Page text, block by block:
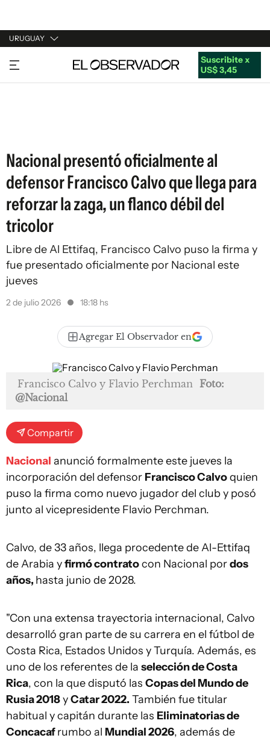
URUGUAY
URUGUAY
ARGENTINA
Suscribite x
US$ 3,45
Nacional presentó oficialmente al
defensor Francisco Calvo que llega para
reforzar la zaga, un flanco débil del
tricolor
Libre de Al Ettifaq, Francisco Calvo puso la firma y
fue presentado oficialmente por Nacional este
jueves
2 de julio 2026 18:18 hs
Agregar El Observador en
Francisco Calvo y Flavio Perchman Foto:
@Nacional
Compartir
Nacional anunció formalmente este jueves la
incorporación del defensor Francisco Calvoquien
puso la firma como nuevo jugador del club y posó
junto al vicepresidente Flavio Perchman.
Calvo, de 33 años, llega procedente de Al-Ettifaq
de Arabia yfirmó contratocon Nacional pordos
años, hasta junio de 2028.
"Con una extensa trayectoria internacional, Calvo
desarrolló gran parte de su carrera en el fútbol de
Costa Rica, Estados Unidos y Turquía. Además, es
uno de los referentes de la selección de Costa
Rica, con la que disputó las Copas del Mundo de
Rusia 2018yCatar 2022. También fue titular
habitual y capitán durante las Eliminatorias de
Concacafrumbo al Mundial 2026, además de